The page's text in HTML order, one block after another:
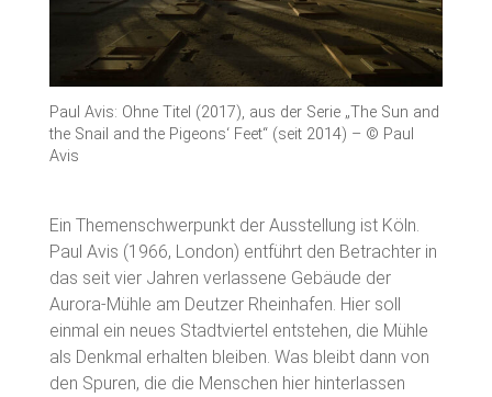
Paul Avis: Ohne Titel (2017), aus der Serie „The Sun and
the Snail and the Pigeons‘ Feet“ (seit 2014) – © Paul
Avis
Ein Themenschwerpunkt der Ausstellung ist Köln.
Paul Avis (1966, London) entführt den Betrachter in
das seit vier Jahren verlassene Gebäude der
Aurora-Mühle am Deutzer Rheinhafen. Hier soll
einmal ein neues Stadtviertel entstehen, die Mühle
als Denkmal erhalten bleiben. Was bleibt dann von
den Spuren, die die Menschen hier hinterlassen